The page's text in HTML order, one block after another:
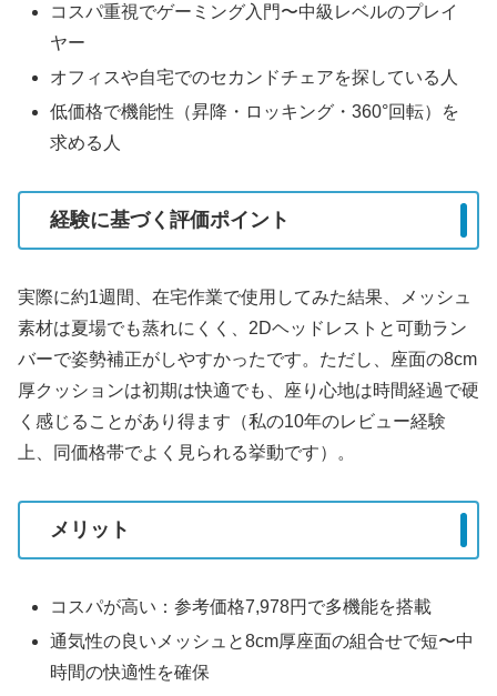
コスパ重視でゲーミング入門〜中級レベルのプレイ
ヤー
オフィスや自宅でのセカンドチェアを探している人
低価格で機能性（昇降・ロッキング・360°回転）を
求める人
経験に基づく評価ポイント
実際に約1週間、在宅作業で使用してみた結果、メッシュ
素材は夏場でも蒸れにくく、2Dヘッドレストと可動ラン
バーで姿勢補正がしやすかったです。ただし、座面の8cm
厚クッションは初期は快適でも、座り心地は時間経過で硬
く感じることがあり得ます（私の10年のレビュー経験
上、同価格帯でよく見られる挙動です）。
メリット
コスパが高い：参考価格7,978円で多機能を搭載
通気性の良いメッシュと8cm厚座面の組合せで短〜中
時間の快適性を確保